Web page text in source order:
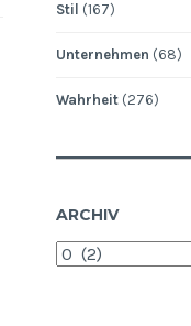
Stil (167)
Unternehmen (68)
Wahrheit(276)
ARCHIV
Archiv